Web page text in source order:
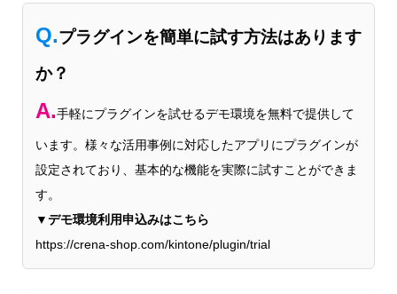
Q.プラグインを簡単に試す方法はあります
か？
A.手軽にプラグインを試せるデモ環境を無料で提供して
います。様々な活用事例に対応したアプリにプラグインが
設定されており、基本的な機能を実際に試すことができま
す。
▼デモ環境利用申込みはこちら
https://crena-shop.com/kintone/plugin/trial